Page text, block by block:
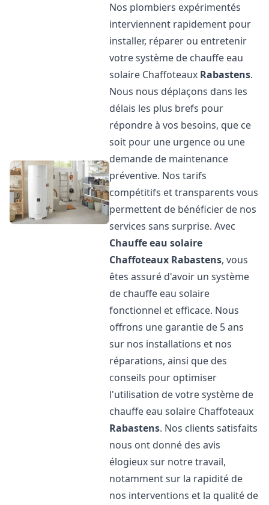
Nos plombiers expérimentés
interviennent rapidement pour
installer, réparer ou entretenir
votre système de chauffe eau
solaire Chaffoteaux Rabastens.
Nous nous déplaçons dans les
délais les plus brefs pour
répondre à vos besoins, que ce
soit pour une urgence ou une
demande de maintenance
préventive. Nos tarifs
compétitifs et transparents vous
permettent de bénéficier de nos
services sans surprise. Avec
Chauffe eau solaire
Chaffoteaux Rabastens, vous
êtes assuré d'avoir un système
de chauffe eau solaire
fonctionnel et efficace. Nous
offrons une garantie de 5 ans
sur nos installations et nos
réparations, ainsi que des
conseils pour optimiser
l'utilisation de votre système de
chauffe eau solaire Chaffoteaux
Rabastens. Nos clients satisfaits
nous ont donné des avis
élogieux sur notre travail,
notamment sur la rapidité de
nos interventions et la qualité de